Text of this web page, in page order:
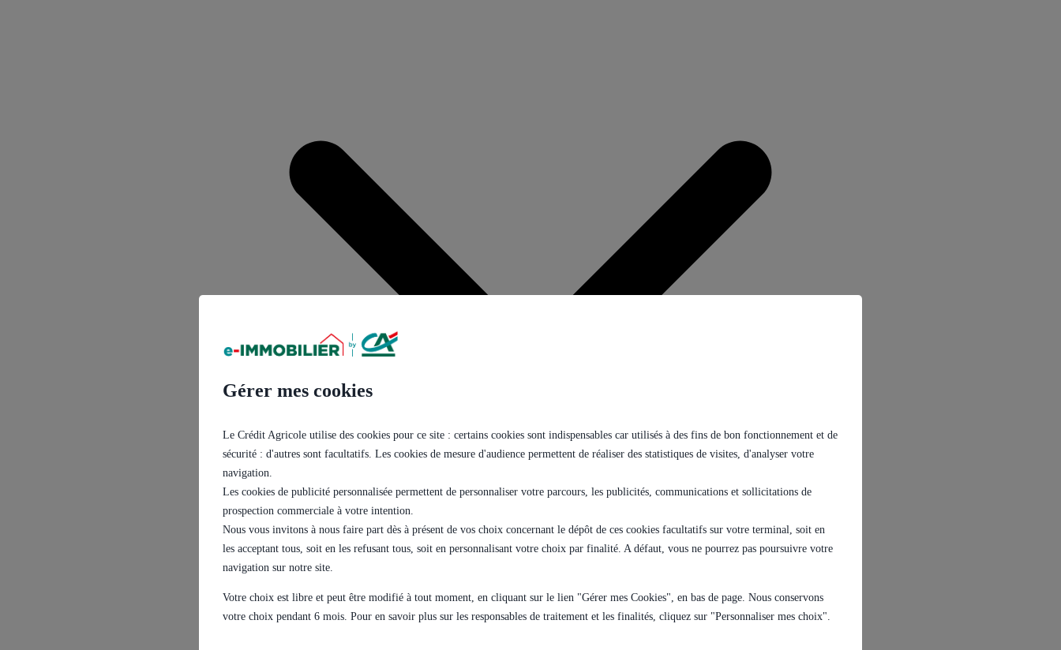
Gérer mes cookies
Le Crédit Agricole utilise des cookies pour ce site : certains cookies sont indispensables car utilisés à des fins de bon fonctionnement et de
sécurité : d'autres sont facultatifs. Les cookies de mesure d'audience permettent de réaliser des statistiques de visites, d'analyser votre
navigation.
Les cookies de publicité personnalisée permettent de personnaliser votre parcours, les publicités, communications et sollicitations de
prospection commerciale à votre intention.
Nous vous invitons à nous faire part dès à présent de vos choix concernant le dépôt de ces cookies facultatifs sur votre terminal, soit en
les acceptant tous, soit en les refusant tous, soit en personnalisant votre choix par finalité. A défaut, vous ne pourrez pas poursuivre votre
navigation sur notre site.
Votre choix est libre et peut être modifié à tout moment, en cliquant sur le lien "Gérer mes Cookies", en bas de page. Nous conservons
votre choix pendant 6 mois. Pour en savoir plus sur les responsables de traitement et les finalités, cliquez sur "Personnaliser mes choix".